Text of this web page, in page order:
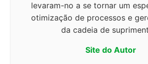
levaram-no a se tornar um
otimização de processos e
da cadeia de
Site do Autor